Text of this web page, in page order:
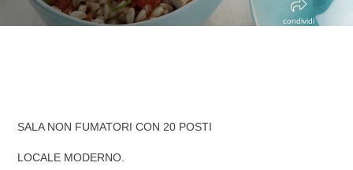
condividi
SALA NON FUMATORI CON 20 POSTI
LOCALE MODERNO.